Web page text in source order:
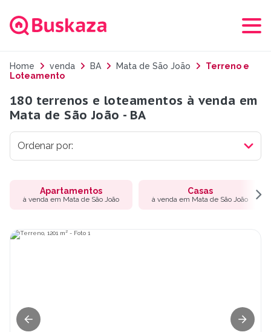
Home venda BA Mata de São João
Terreno e
Loteamento
180 terrenos e loteamentos à venda em
Mata de São João - BA
Apartamentos
à venda em Mata de São João
Casas
à venda em Mata de São João